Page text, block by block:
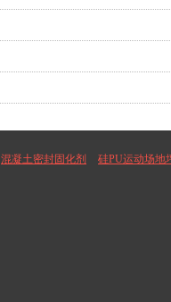
混凝土密封固化剂 硅PU运动场地